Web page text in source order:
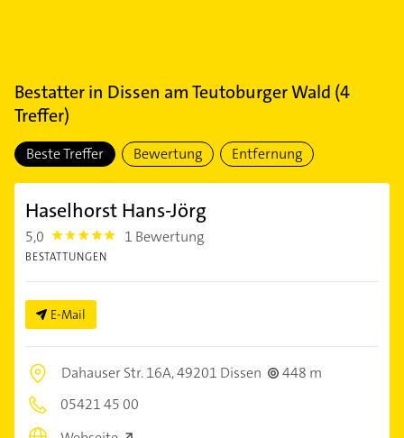
Bestatterin Dissen am Teutoburger Wald (4
Treffer)
Beste Treffer Bewertung Entfernung
Haselhorst Hans-Jörg
5,0 5.0 1 Bewertung
BESTATTUNGEN
E-Mail
Dahauser Str. 16A,49201 Dissen
448 m
05421 45 00